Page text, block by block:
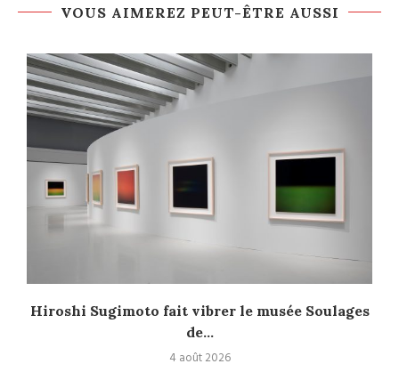
VOUS AIMEREZ PEUT-ÊTRE AUSSI
Hiroshi Sugimoto fait vibrer le musée Soulages
de...
4 août 2026